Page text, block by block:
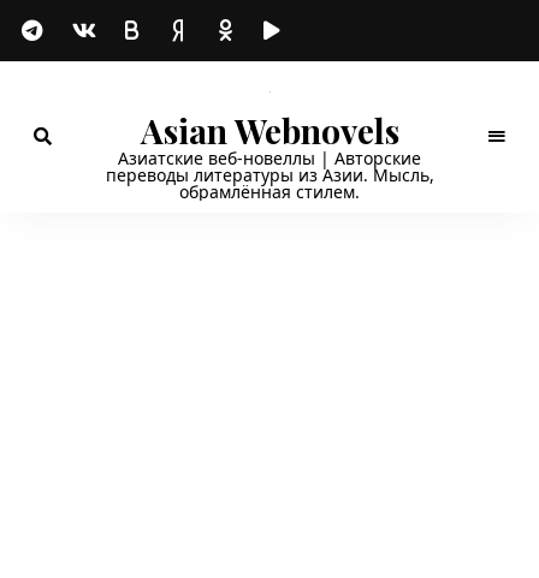
Asian Webnovels
Азиатские веб-новеллы | Авторские
переводы литературы из Азии. Мысль,
обрамлённая стилем.